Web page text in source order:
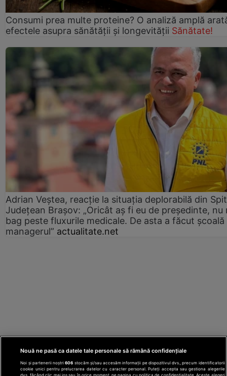
Consumi prea multe proteine? O analiză amplă
efectele asupra sănătății și longevității Sănătate!
Adrian Veștea, reacție la situația deplorabilă din
Județean Brașov: „Oricât aș fi eu de președinte, nu
bag peste fluxurile medicale. De asta a făcut școală
managerul” actualitate.net
Nouă ne pasă ca datele tale personale să rămână confidențiale
Noi și partenerii noștri606 stocăm și/sau accesăm informații pe dispozitivul dvs., precum identificatorii
cookie unici pentru prelucrarea datelor cu caracter personal. Puteți accepta sau gestiona alegerile
dvs. făcând clic mai jos sau în orice moment, pe pagina cu politica de confidențialitate. Aceste alegeri